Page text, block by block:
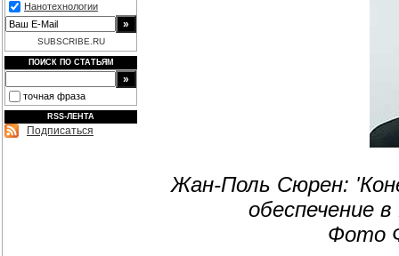
Нанотехнологии
SUBSCRIBE.RU
ПОИСК ПО СТАТЬЯМ
точная фраза
RSS-ЛЕНТА
Подписаться
Жан-Поль Сюрен:
обеспечение
Фото